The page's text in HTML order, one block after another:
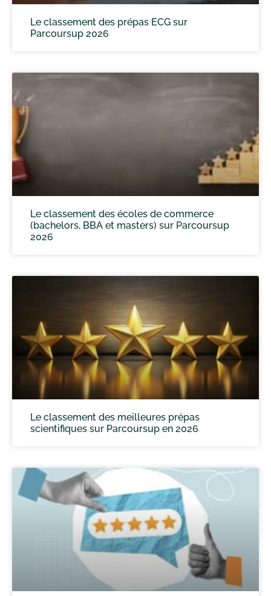
Le classement des prépas ECG sur
Parcoursup 2026
Le classement des écoles de commerce
(bachelors, BBA et masters) sur Parcoursup
2026
Le classement des meilleures prépas
scientifiques sur Parcoursup en 2026